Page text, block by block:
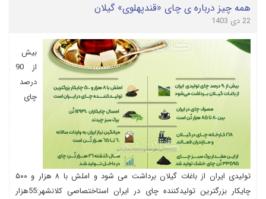
همه چیز درباره ی چای «قندپهلوی» گیلان
22 دی 1403
بیش
از 90
درصد
چای
تولیدی ایران از باغات گیلان برداشت می شود و املش با ۸ هزار و ۵۰۰
چایکار بزرگترین تولیدکننده چای در ایران استاختصاصی کلانشهر:55هزار